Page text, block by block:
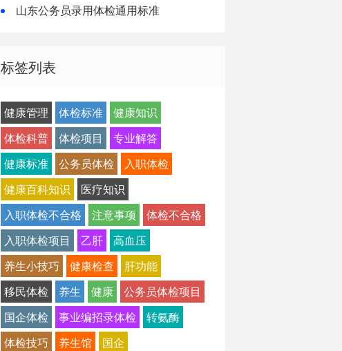
山东公务员录用体检通用标准
标签列表
健康管理 体检标准
健康知识
体检科普
体检项目
专业解答
健康标准
公务员体检
入职体检
健康百科知识
医疗知识
入职体检不合格
注意事项
体检不合格
入职体检项目
乙肝
高血压
养生小技巧
健康检查
肝功能
移民体检
养生 健康
公务员体检项目
国企体检
事业编招录体检
转氨酶
体检技巧
养生馆 国企